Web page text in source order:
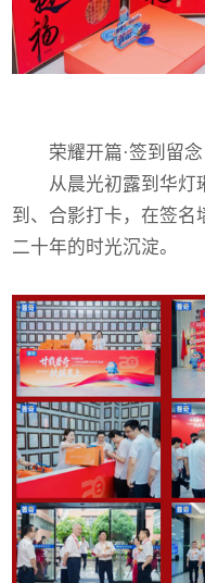
荣耀开篇·签到留念
从晨光初露到华灯
到、合影打卡，在签名
二十年的时光沉淀。